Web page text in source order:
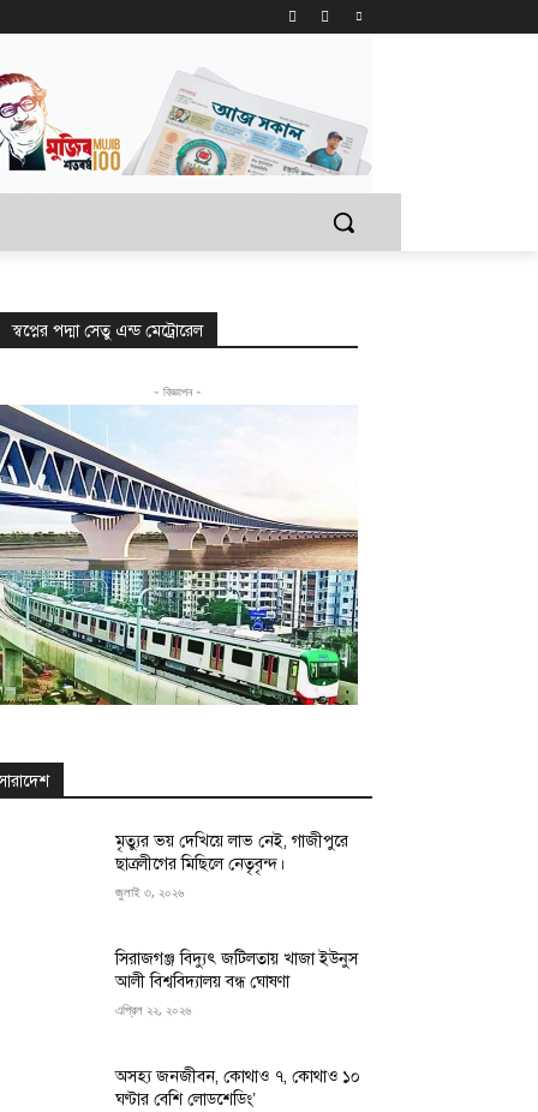
স্বপ্নের পদ্মা সেতু এন্ড মেট্রোরেল
- বিজ্ঞাপন -
মৃত্যুর ভয় দেখিয়ে লাভ নেই, গাজীপুরে
ছাত্রলীগের মিছিলে নেতৃবৃন্দ।
জুলাই ৩, ২০২৬
সিরাজগঞ্জ বিদ্যুৎ জটিলতায় খাজা ইউনুস
আলী বিশ্ববিদ্যালয় বন্ধ ঘোষণা
এপ্রিল ২২, ২০২৬
অসহ্য জনজীবন, কোথাও ৭, কোথাও ১০
ঘণ্টার বেশি লোডশেডিং’